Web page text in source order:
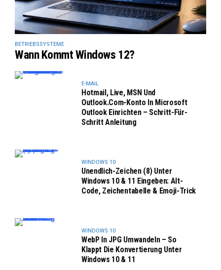
BETRIEBSSYSTEME
Wann Kommt Windows 12?
E-MAIL
Hotmail, Live, MSN Und
Outlook.com-Konto In Microsoft
Outlook Einrichten – Schritt-Für-
Schritt Anleitung
WINDOWS 10
Unendlich-Zeichen (8) Unter
Windows 10 & 11 Eingeben: Alt-
Code, Zeichentabelle & Emoji-Trick
WINDOWS 10
WebP In JPG Umwandeln – So
Klappt Die Konvertierung Unter
Windows 10 & 11